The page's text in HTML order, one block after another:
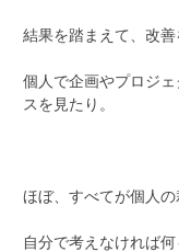
結果を踏まえて、改善
個人で企画やプロジ
スを見たり。
ほぼ、すべてが個人の
自分で考えなければ